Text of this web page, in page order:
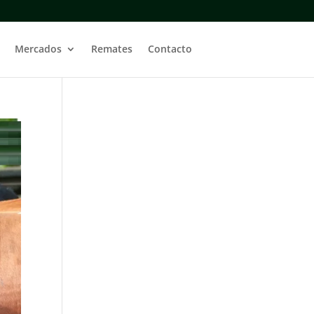
Mercados Remates Contacto